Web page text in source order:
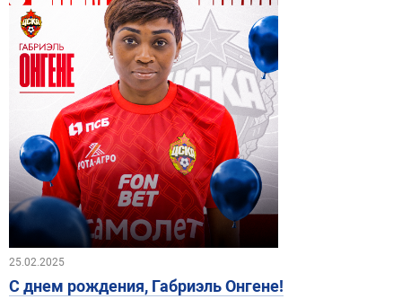
25.02.2025
С днем рождения, Габриэль Онгене!